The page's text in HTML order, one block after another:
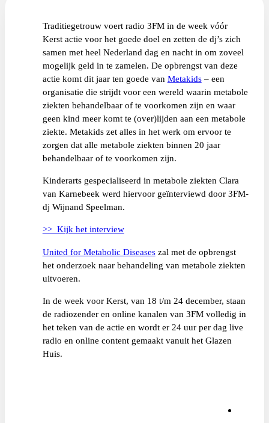
Traditiegetrouw voert radio 3FM in de week vóór
Kerst actie voor het goede doel en zetten de dj’s zich
samen met heel Nederland dag en nacht in om zoveel
mogelijk geld in te zamelen. De opbrengst van deze
actie komt dit jaar ten goede van Metakids– een
organisatie die strijdt voor een wereld waarin metabole
ziekten behandelbaar of te voorkomen zijn en waar
geen kind meer komt te (over)lijden aan een metabole
ziekte. Metakids zet alles in het werk om ervoor te
zorgen dat alle metabole ziekten binnen 20 jaar
behandelbaar of te voorkomen zijn.
Kinderarts gespecialiseerd in metabole ziekten Clara
van Karnebeek werd hiervoor geïnterviewd door 3FM-
dj Wijnand Speelman.
>> Kijk het interview
United for Metabolic Diseaseszal met de opbrengst
het onderzoek naar behandeling van metabole ziekten
uitvoeren.
In de week voor Kerst, van 18 t/m 24 december, staan
de radiozender en online kanalen van 3FM volledig in
het teken van de actie en wordt er 24 uur per dag live
radio en online content gemaakt vanuit het Glazen
Huis.